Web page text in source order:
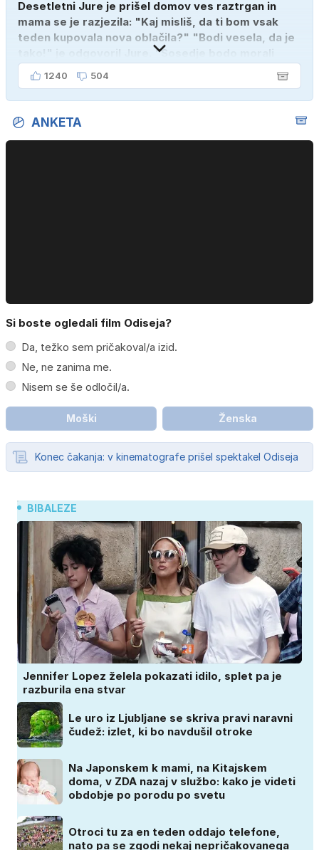
Desetletni Jure je prišel domov ves raztrgan in
mama se je razjezila: "Kaj misliš, da ti bom vsak
teden kupovala nova oblačila?" "Bodi vesela, da je
tako!" je odgovoril Jure. "Sosedje bodo morali
kupiti novega sina, tako sem ga prebutal!"
1240 504
ANKETA
Si boste ogledali film Odiseja?
Da, težko sem pričakoval/a izid.
Ne, ne zanima me.
Nisem se še odločil/a.
Moški Ženska
Konec čakanja: v kinematografe prišel spektakel Odiseja
BIBALEZE
Jennifer Lopez želela pokazati idilo, splet pa je
razburila ena stvar
Le uro iz Ljubljane se skriva pravi naravni
čudež: izlet, ki bo navdušil otroke
Na Japonskem k mami, na Kitajskem
doma, v ZDA nazaj v službo: kako je videti
obdobje po porodu po svetu
Otroci tu za en teden oddajo telefone,
nato pa se zgodi nekaj nepričakovanega